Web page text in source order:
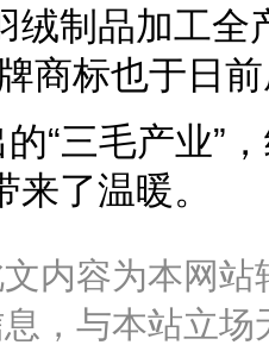
绒制品加工全
商标也于日
的“三毛产业”
了温暖。
内容为本网
，与本站立